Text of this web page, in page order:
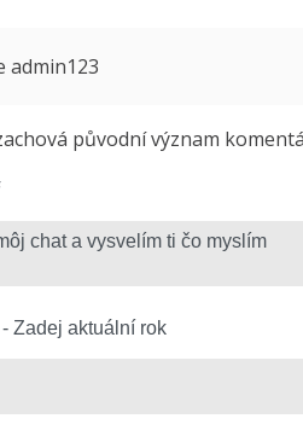
admin123
původní význam
Zadej aktuální rok